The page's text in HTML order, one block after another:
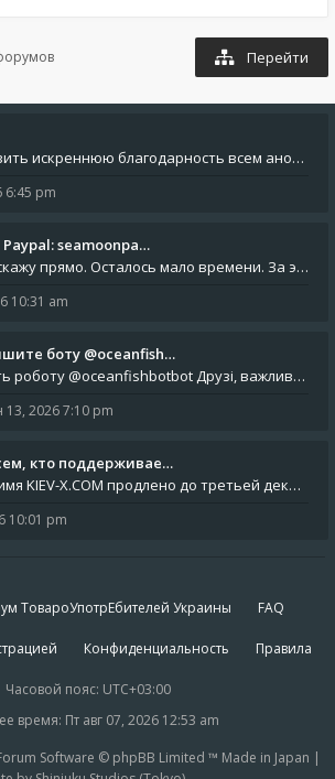
Перейти
Хочу выразить искреннюю благодарность всем анонимным пользователям, которые поддержали наше сообщество финансово. Благод
6:45 pm
seamoonpa…
💡 Друзья, скажу прямо. Осталось мало времени. За это время нам нужно закрыть последние обязательные расходы: около 500
10:31 am
боту @oceanfish…
Звіти пишіть роботу @oceanfishbotbot Друзі, важливе повідомлення для учасників форума. Основне звернення опублікован
2026 7:10 pm
кто поддерживае…
Доменное имя KIEV-X.COM продлено до третьей декады августа 2027 года! Спасибо всем анонимным пользователям, которые по
10:01 pm
ТовароУпотрЕбителей Украины FAQ
Конфиденциальность Правила
Часовой пояс: UTC+03:00
время: Пт авг 07, 2026 12:53 am
Software © phpBB Limited ™ Made in Japan |